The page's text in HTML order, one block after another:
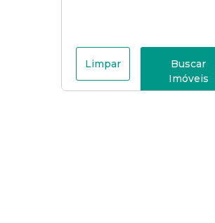
Limpar
Buscar
Imóveis